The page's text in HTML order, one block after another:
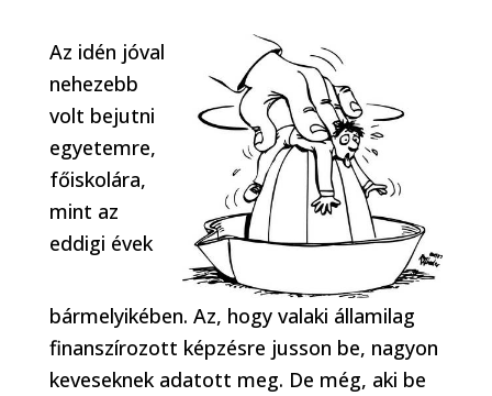
Az idén jóval
nehezebb
volt bejutni
egyetemre,
főiskolára,
mint az
eddigi évek
bármelyikében. Az, hogy valaki államilag
finanszírozott képzésre jusson be, nagyon
keveseknek adatott meg. De még, aki be